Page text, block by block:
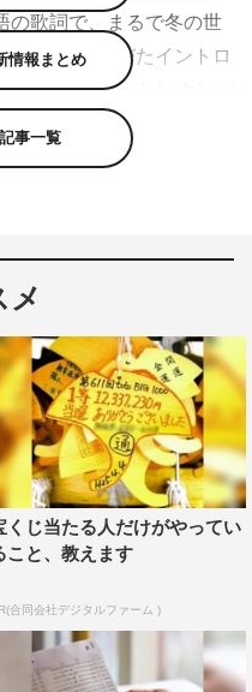
の歌詞で、まるで冬の世
うに影を帯びたイントロ
ていくEXOらしいナンバ
harugakita/）にて公開
ライムにて放送スター
情報まとめ
事一覧
メ
くじ当たる人だけがやってい
こと、教えます
合同会社デジタルファーム )